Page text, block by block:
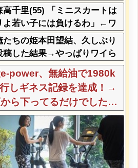
だと思う？？？？？？
高千里(55) 「ミニスカートは
よ若い子には負けるわ」←ワ
ッ刺さりまくってしまうw w
たちの姫本田望結、久しぶり
稿した結果→やっぱりワイら
w w w w w w w w w w
e-power、無給油で1980k
しギネス記録を達成！→
ら下ってるだけでした…